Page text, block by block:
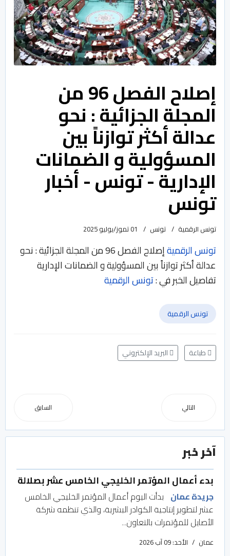
إصلاح الفصل 96 من
المجلة الجزائية : نحو
عدالة أكثر توازناً بين
المسؤولية و الضمانات
الإدارية - تونس - أخبار
تونس
تونس الرقمية تونس 01 تموز/يوليو 2025
تونس الرقمية
إصلاح الفصل 96 من المجلة الجزائية : نحو
عدالة أكثر توازناً بين المسؤولية و الضمانات الإدارية
تفاصيل الخبر في :تونس الرقمية
تونس الرقمية
طباعة البريد الإلكتروني
السابق التالي
آخر خبر
بدء أعمال المؤتمر الخليجي الخامس عشر بصلالة
جريدة عمان بدأت اليوم أعمال المؤتمر الخليجي الخامس
عشر لتطوير إنتاجية الكوادر البشرية، والذي تنظمه شركة
الأصايل للمؤتمرات بالتعاون...
عمان الأحد: 09 آب 2026